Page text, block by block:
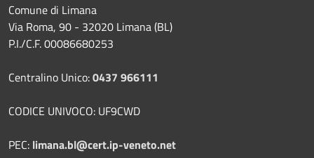
Comune di Limana
Via Roma, 90 - 32020 Limana (BL)
P.I./C.F. 00086680253
Centralino Unico:0437 966111
CODICE UNIVOCO: UF9CWD
PEC: limana.bl@cert.ip-veneto.net